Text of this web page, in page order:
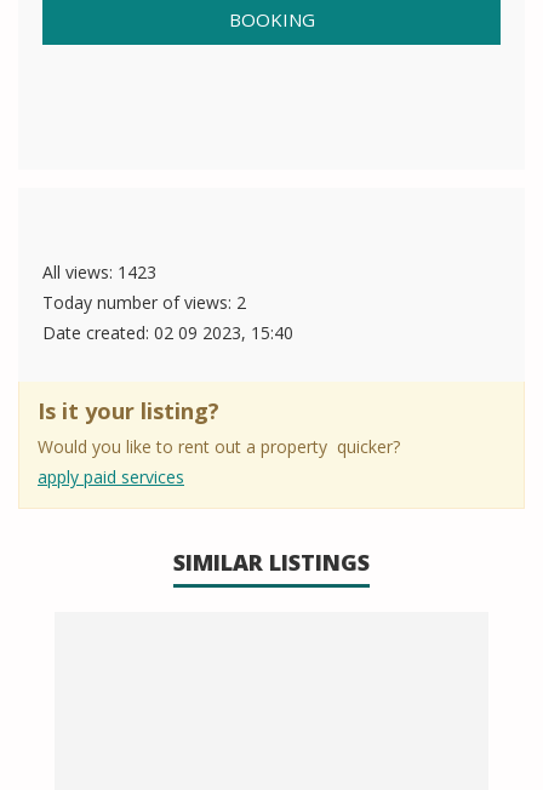
BOOKING
All views: 1423
Today number of views: 2
Date created: 02 09 2023, 15:40
Is it your listing?
Would you like to rent out a property quicker?
apply paid services
SIMILAR LISTINGS